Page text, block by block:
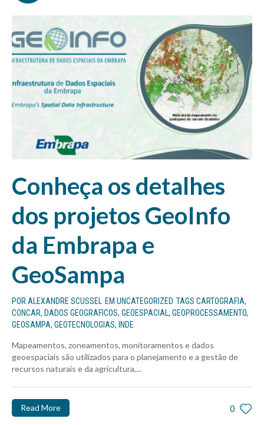
Conheça os detalhes
dos projetos GeoInfo
da Embrapa e
GeoSampa
PORALEXANDRE SCUSSEL EM UNCATEGORIZED TAGS CARTOGRAFIA,
CONCAR, DADOS GEOGRAFICOS, GEOESPACIAL, GEOPROCESSAMENTO,
GEOSAMPA, GEOTECNOLOGIAS, INDE
Mapeamentos, zoneamentos, monitoramentos e dados
geoespaciais são utilizados para o planejamento e a gestão de
recursos naturais e da agricultura,...
0
Read More